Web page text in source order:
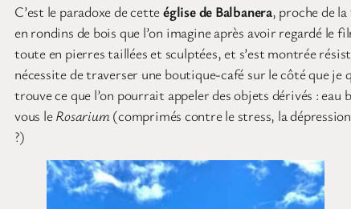
C’est le paradoxe de cetteéglise de Balbanera, proche de
en rondins de bois que l’on imagine après avoir regardé
toute en pierres taillées et sculptées, et s’est montrée
nécessite de traverser une boutique-café sur le côté que
trouve ce que l’on pourrait appeler des objets dérivés :
vous leRosarium(comprimés contre le stress, la
?)